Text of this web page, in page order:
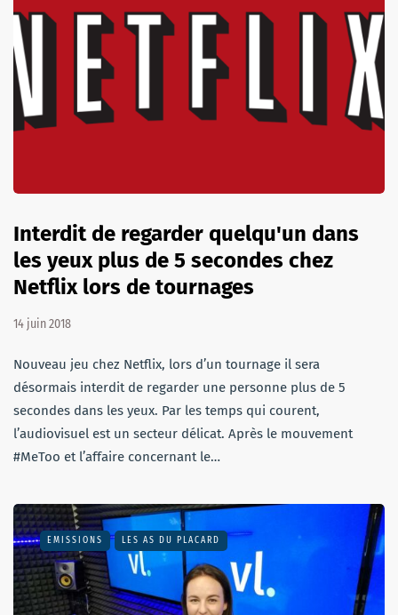
Interdit de regarder quelqu'un dans
les yeux plus de 5 secondes chez
Netflix lors de tournages
14 juin 2018
Nouveau jeu chez Netflix, lors d’un tournage il sera
désormais interdit de regarder une personne plus de 5
secondes dans les yeux. Par les temps qui courent,
l’audiovisuel est un secteur délicat. Après le mouvement
#MeToo et l’affaire concernant le…
EMISSIONS LES AS DU PLACARD